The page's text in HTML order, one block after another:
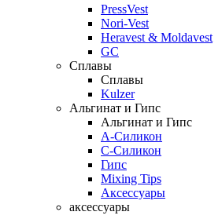
PressVest
Nori-Vest
Heravest & Moldavest
GC
Сплавы
Сплавы
Kulzer
Альгинат и Гипс
Альгинат и Гипс
A-Силикон
C-Силикон
Гипс
Mixing Tips
Аксессуары
аксессуары